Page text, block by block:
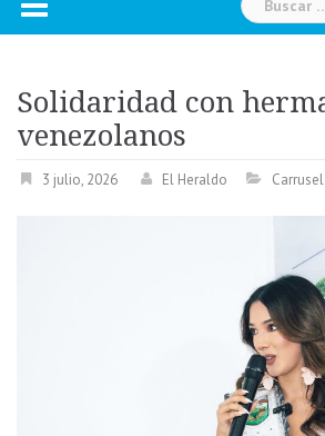
Solidaridad con
venezolanos
3 julio, 2026 El Heraldo Carrusel